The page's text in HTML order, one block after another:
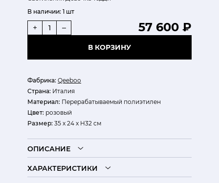
Фабрика: Qeeboo
Страна: Италия
Материал: Перерабатываемый полиэтилен
Цвет: розовый
Размер: 35 x 24 x H32 см
В наличии: 1 шт
57 600 ₽
+ –
В КОРЗИНУ
ОПИСАНИЕ
ХАРАКТЕРИСТИКИ